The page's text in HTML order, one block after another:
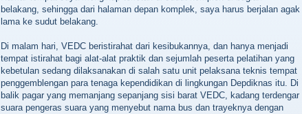
belakang, sehingga dari halaman depan komplek, saya harus berjalan agak
lama ke sudut belakang.
Di malam hari, VEDC beristirahat dari kesibukannya, dan hanya menjadi
tempat istirahat bagi alat-alat praktik dan sejumlah peserta pelatihan yang
kebetulan sedang dilaksanakan di salah satu unit pelaksana teknis tempat
penggemblengan para tenaga kependidikan di lingkungan Depdiknas itu. Di
balik pagar yang memanjang sepanjang sisi barat VEDC, kadang terdengar
suara pengeras suara yang menyebut nama bus dan trayeknya dengan